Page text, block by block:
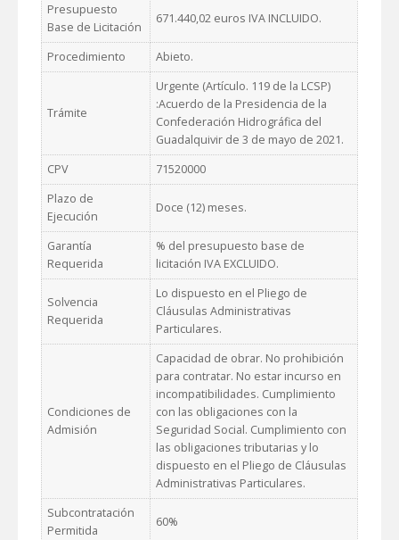
Presupuesto
Base de Licitación
671.440,02 euros IVA INCLUIDO.
Procedimiento Abieto.
Trámite
Urgente (Artículo. 119 de la LCSP)
:Acuerdo de la Presidencia de la
Confederación Hidrográfica del
Guadalquivir de 3 de mayo de 2021.
CPV
71520000
Plazo de
Ejecución
Doce (12) meses.
Garantía
Requerida
% del presupuesto base de
licitación IVA EXCLUIDO.
Solvencia
Requerida
Lo dispuesto en el Pliego de
Cláusulas Administrativas
Particulares.
Condiciones de
Admisión
Capacidad de obrar. No prohibición
para contratar. No estar incurso en
incompatibilidades. Cumplimiento
con las obligaciones con la
Seguridad Social. Cumplimiento con
las obligaciones tributarias y lo
dispuesto en el Pliego de Cláusulas
Administrativas Particulares.
Subcontratación
Permitida
60%